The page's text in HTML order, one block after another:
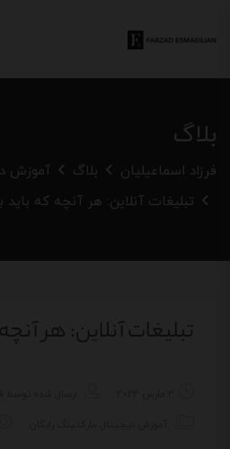
بلاگ
فرزاد اسماعیلیان بلاگ
آموزش
تبلیغات آنلاین: هر آنچه که باید
تبلیغات آنلاین: هر